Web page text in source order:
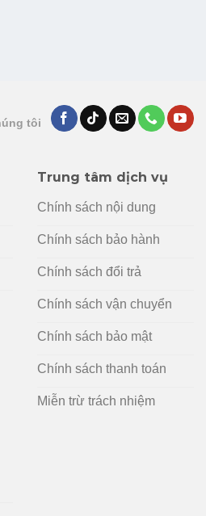
tôi
Trung tâm dịch vụ
Chính sách nội dung
Chính sách bảo hành
Chính sách đổi trả
Chính sách vận chuyển
Chính sách bảo mật
Chính sách thanh toán
Miễn trừ trách nhiệm